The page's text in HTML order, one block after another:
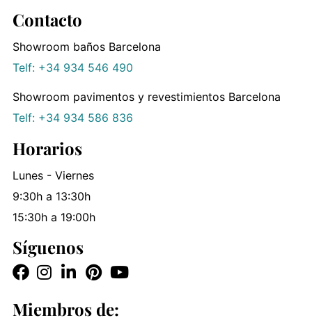
Contacto
Showroom baños Barcelona
Telf: +34 934 546 490
Showroom pavimentos y revestimientos Barcelona
Telf: +34 934 586 836
Horarios
Lunes - Viernes
9:30h a 13:30h
15:30h a 19:00h
Síguenos
Miembros de: